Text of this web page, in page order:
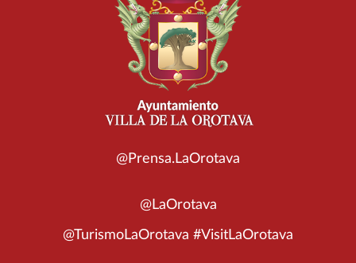
@Prensa.LaOrotava
@LaOrotava
@TurismoLaOrotava #VisitLaOrotava